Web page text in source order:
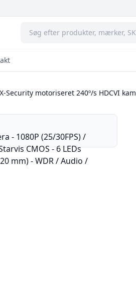
X-Security motoriseret 240º/s HDCVI